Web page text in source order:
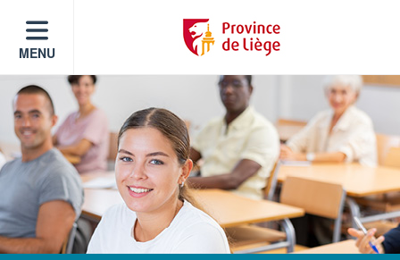
MENU